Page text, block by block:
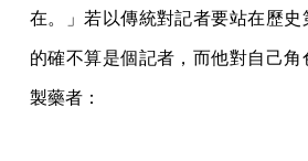
在。」若以傳統對記者要站在歷
的確不算是個記者，而他對自己
製藥者：